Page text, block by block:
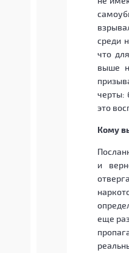
среди
что
выше
черты:
это
Кому
и
еще